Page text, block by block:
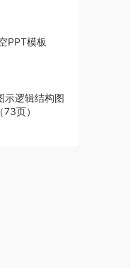
PPT模板
示逻辑结构图
页）